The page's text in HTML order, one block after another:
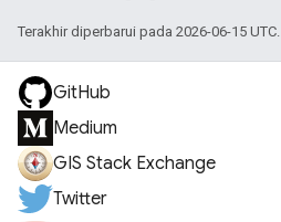
Terakhir diperbarui pada 2026-06-15 UTC.
GitHub
Medium
GIS Stack Exchange
Twitter